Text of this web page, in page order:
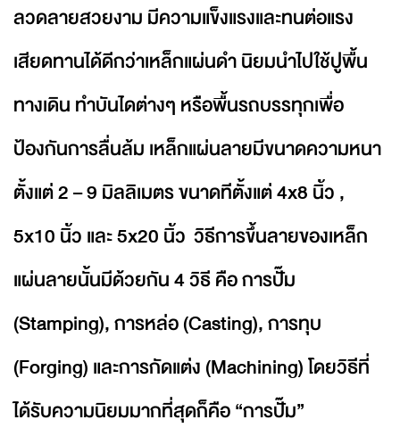
ลวดลายสวยงาม มีความแข็งแรงและทนต่อแรง
เสียดทานได้ดีกว่าเหล็กแผ่นดำ นิยมนำไปใช้ปูพื้น
ทางเดิน ทำบันไดต่างๆ หรือพื้นรถบรรทุกเพื่อ
ป้องกันการลื่นล้ม เหล็กแผ่นลายมีขนาดความหนา
ตั้งแต่ 2 – 9 มิลลิเมตร ขนาดทีตั้งแต่ 4x8 นิ้ว ,
5x10 นิ้ว และ 5x20 นิ้ว วิธีการขึ้นลายของเหล็ก
แผ่นลายนั้นมีด้วยกัน 4 วิธี คือ การปั๊ม
(Stamping), การหล่อ (Casting), การทุบ
(Forging) และการกัดแต่ง (Machining) โดยวิธีที่
ได้รับความนิยมมากที่สุดก็คือ “การปั๊ม”